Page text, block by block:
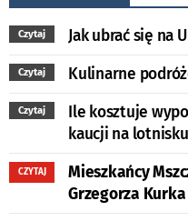
Czytaj Jak ubrać się na
Czytaj Kulinarne
Czytaj
Ile kosztuje
kaucji na
CZYTAJ
Mieszkańcy
Grzegorza Kurka